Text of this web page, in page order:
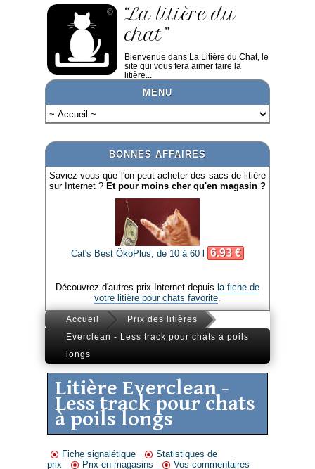
“La litière du
chat”
Bienvenue dans La Litière du Chat, le
site qui vous fera aimer faire la
litière...
MENU
BONNES AFFAIRES
Saviez-vous que l'on peut acheter des sacs de litière
sur Internet ? Et pour moins cher qu'en magasin ?
Cat's Best ÖkoPlus, de 10 à 60 l 6.93 €
Découvrez d'autres prix Internet depuis la fiche de
votre litière pour chats favorite.
Accueil
Prix des litières
Everclean - Less track pour chats à poils
longs
Litière Everclean -
Less track pour chats
à poils longs
Fiche signalétique
Statistiques de
prix
Prix en magasins Vos commentaires